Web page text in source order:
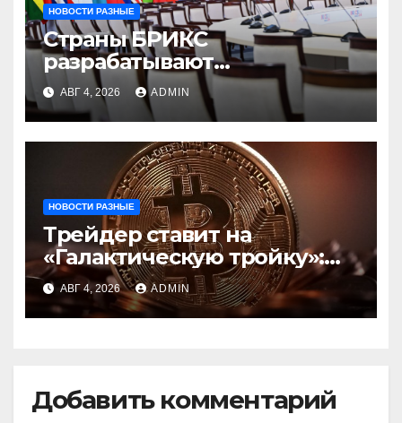
НОВОСТИ РАЗНЫЕ
Страны БРИКС
разрабатывают
инфраструктуру на базе
цифровых валют
центробанков
АВГ 4, 2026 ADMIN
НОВОСТИ РАЗНЫЕ
Трейдер ставит на
«Галактическую тройку»:
Circle, Coinbase и ETH
АВГ 4, 2026 ADMIN
Добавить комментарий